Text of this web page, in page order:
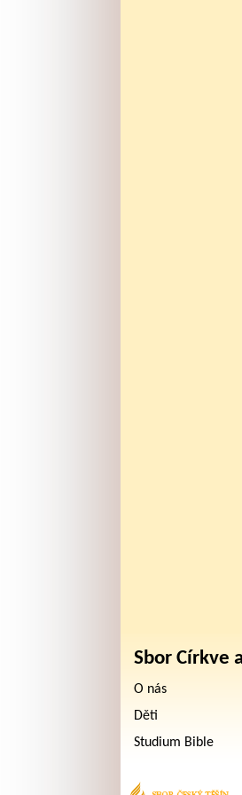
Sbor Církve
O nás
Děti
Studium Bible